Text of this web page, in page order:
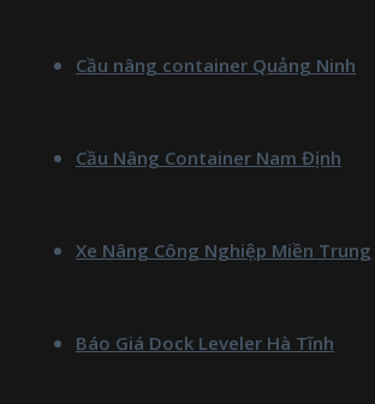
Cầu nâng container Quảng Ninh
Cầu Nâng Container Nam Định
Xe Nâng Công Nghiệp Miền Trung
Báo Giá Dock Leveler Hà Tĩnh